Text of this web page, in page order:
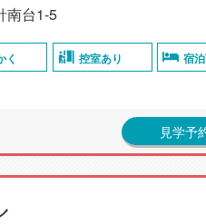
南台1-5
く 控室あり 宿
見学予